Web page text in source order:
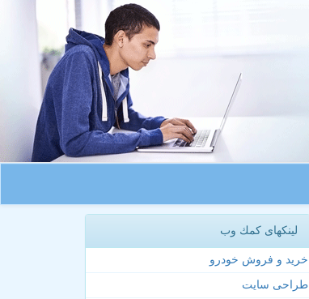
لینکهای كمك وب
خرید و فروش خودرو
طراحی سایت